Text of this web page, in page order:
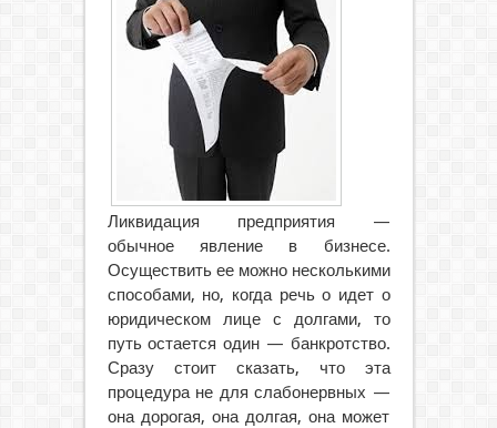
Ликвидация предприятия —
обычное явление в бизнесе.
Осуществить ее можно несколькими
способами, но, когда речь о идет о
юридическом лице с долгами, то
путь остается один — банкротство.
Сразу стоит сказать, что эта
процедура не для слабонервных —
она дорогая, она долгая, она может